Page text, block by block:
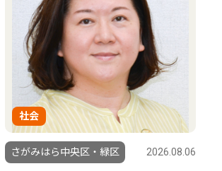
社会
さがみはら中央区・緑区 2026.08.06